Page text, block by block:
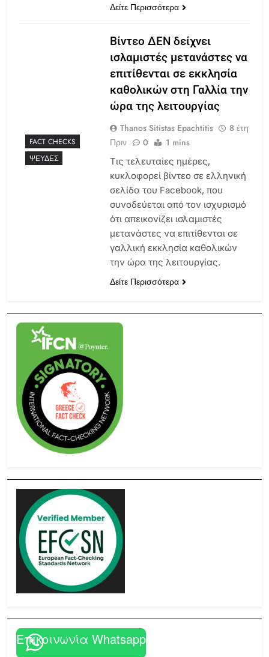
Δείτε Περισσότερα
FACT CHECKS
ΨΕΥΔΈΣ
Βίντεο ΔΕΝ δείχνει
ισλαμιστές μετανάστες να
επιτίθενται σε εκκλησία
καθολικών στη Γαλλία την
ώρα της λειτουργίας
Thanos Sitistas Epachtitis
8 έτη
Πριν
0 1 mins
Τις τελευταίες ημέρες,
κυκλοφορεί βίντεο σε ελληνική
σελίδα του Facebook, που
συνοδεύεται από τον ισχυρισμό
ότι απεικονίζει ισλαμιστές
μετανάστες να επιτίθενται σε
γαλλική εκκλησία καθολικών
την ώρα της λειτουργίας.
Δείτε Περισσότερα
Επικοινωνία Whatsapp